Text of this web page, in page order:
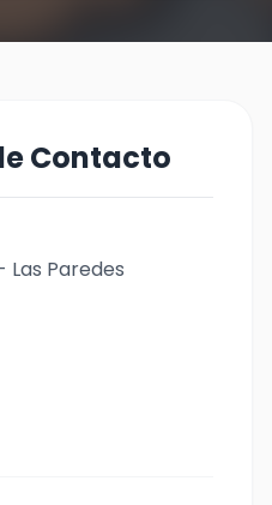
Contacto
Las Paredes